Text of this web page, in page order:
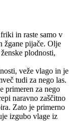
in raste samo v
žgane pijače. Olje
plodnosti,
veže vlago in je
tudi za nego las.
primeren za nego
naravno zaščitno
Zato je primerno
izgubo vlage iz